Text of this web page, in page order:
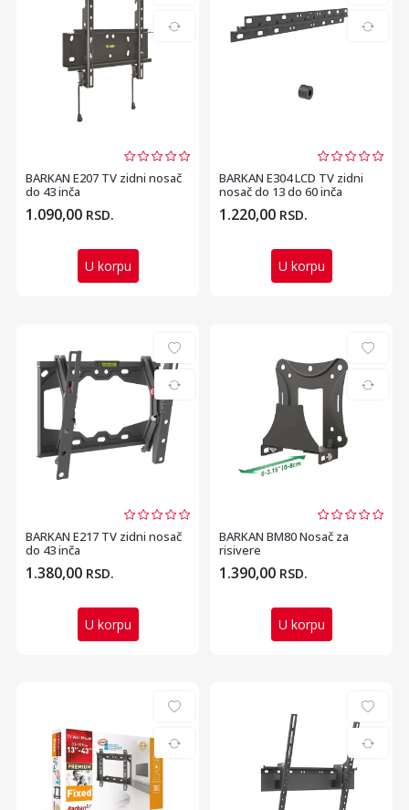
BARKAN E207 TV zidni nosač
do 43 inča
1.090,00 RSD.
U korpu
BARKAN E304 LCD TV zidni
nosač do 13 do 60 inča
1.220,00 RSD.
U korpu
BARKAN E217 TV zidni nosač
do 43 inča
1.380,00 RSD.
U korpu
BARKAN BM80 Nosač za
risivere
1.390,00 RSD.
U korpu